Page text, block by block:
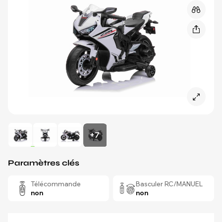
+7
Paramètres clés
Télécommande
non
Basculer RC/MANUEL
non